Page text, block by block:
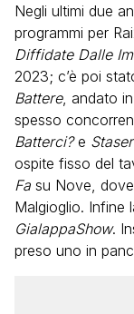
Negli ultimi due
programmi per
Diffidate Dalle
2023; c’è poi
Battere, andato
spesso
Batterci?e
ospite fisso del
Fa su Nove,
Malgioglio. Infine
GialappaShow.
preso uno in